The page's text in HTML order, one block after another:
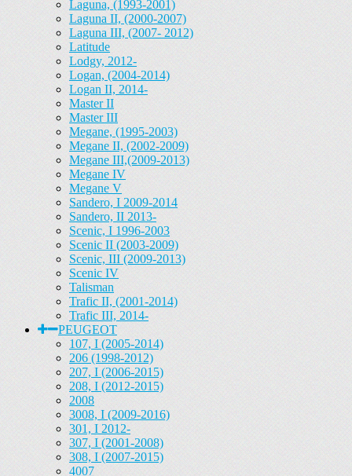
Laguna, (1993-2001)
Laguna II, (2000-2007)
Laguna III, (2007- 2012)
Latitude
Lodgy, 2012-
Logan, (2004-2014)
Logan II, 2014-
Master II
Master III
Megane, (1995-2003)
Megane II, (2002-2009)
Megane III,(2009-2013)
Megane IV
Megane V
Sandero, I 2009-2014
Sandero, II 2013-
Scenic, I 1996-2003
Scenic II (2003-2009)
Scenic, III (2009-2013)
Scenic IV
Talisman
Trafic II, (2001-2014)
Trafic III, 2014-
PEUGEOT
107, I (2005-2014)
206 (1998-2012)
207, I (2006-2015)
208, I (2012-2015)
2008
3008, I (2009-2016)
301, I 2012-
307, I (2001-2008)
308, I (2007-2015)
4007